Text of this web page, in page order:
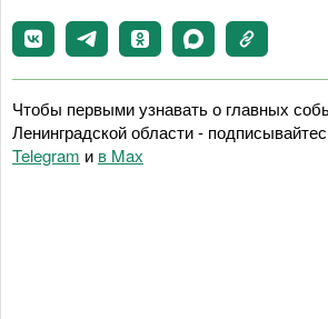
Чтобы первыми узнавать о главных
Ленинградской области -
Telegram и в Maх